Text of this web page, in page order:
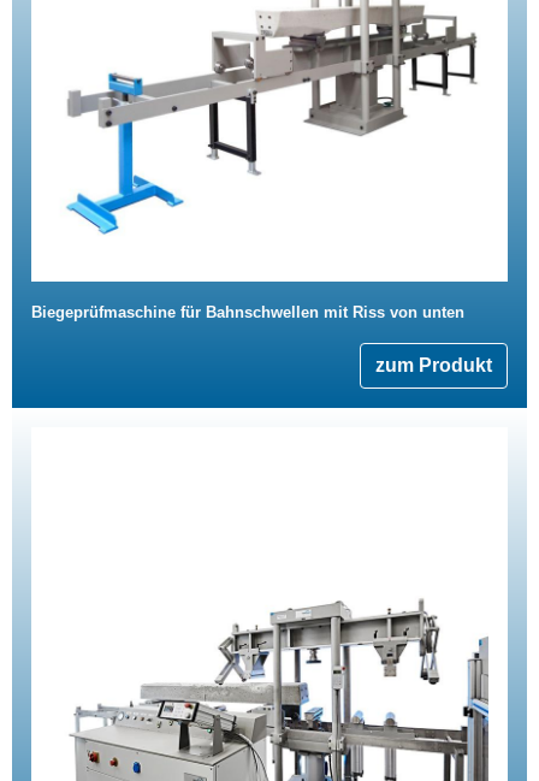
Biegeprüfmaschine für Bahnschwellen mit Riss von unten
zum Produkt